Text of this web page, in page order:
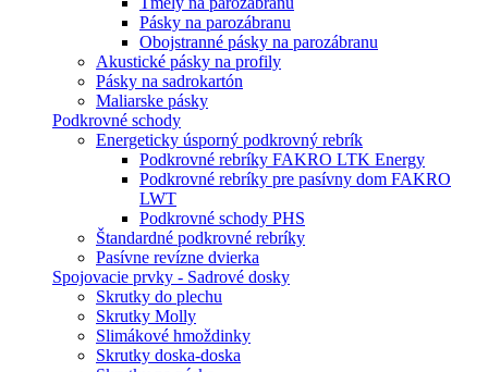
Pásky na parozábranu
Obojstranné pásky na parozábranu
Akustické pásky na profily
Pásky na sadrokartón
Maliarske pásky
Podkrovné schody
Energeticky úsporný podkrovný rebrík
Podkrovné rebríky FAKRO LTK Energy
Podkrovné rebríky pre pasívny dom FAKRO
LWT
Podkrovné schody PHS
Štandardné podkrovné rebríky
Pasívne revízne dvierka
Spojovacie prvky - Sadrové dosky
Skrutky do plechu
Skrutky Molly
Slimákové hmoždinky
Skrutky doska-doska